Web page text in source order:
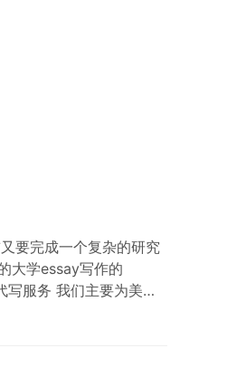
要完成一个复杂的研究
大学essay写作的
写服务 我们主要为美
代写、论文代写、